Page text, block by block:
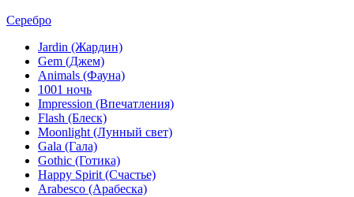
Серебро
Jardin (Жардин)
Gem (Джем)
Animals (Фауна)
1001 ночь
Impression (Впечатления)
Flash (Блеск)
Moonlight (Лунный свет)
Gala (Гала)
Gothic (Готика)
Happy Spirit (Счастье)
Arabesco (Арабеска)